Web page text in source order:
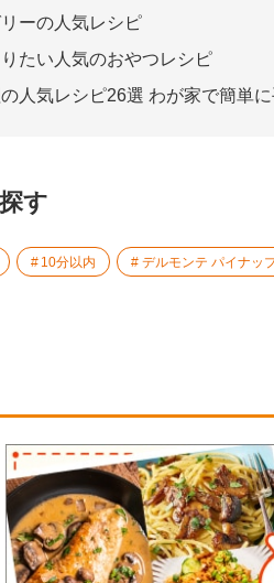
ーの人気レシピ
たい人気のおやつレシピ
人気レシピ26選 わが家で簡単に
す
10分以内 デルモンテ パイナッ